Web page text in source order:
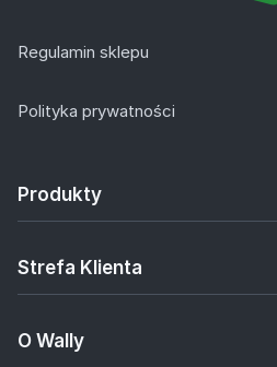
Regulamin sklepu
Polityka prywatności
Produkty
Strefa Klienta
O Wally